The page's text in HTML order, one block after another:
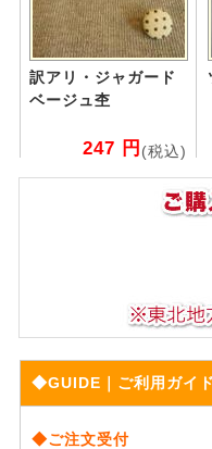
訳アリ・ジャガード
ベージュ杢
247 円 (税込)
◆GUIDE｜ご利用ガイ
◆ご注文受付